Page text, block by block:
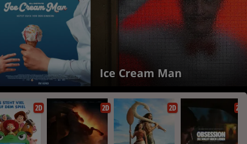
Ice Cream Man
2D 2D 2D 2D